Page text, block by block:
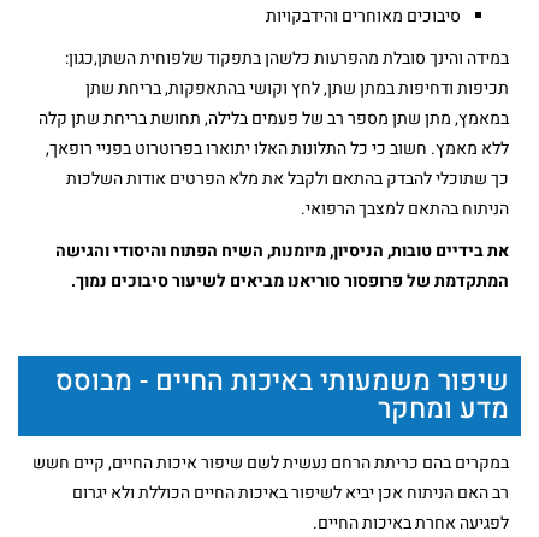
סיבוכים מאוחרים והידבקויות
במידה והינך סובלת מהפרעות כלשהן בתפקוד שלפוחית השתן,כגון:
תכיפות ודחיפות במתן שתן, לחץ וקושי בהתאפקות, בריחת שתן
במאמץ, מתן שתן מספר רב של פעמים בלילה, תחושת בריחת שתן קלה
ללא מאמץ. חשוב כי כל התלונות האלו יתוארו בפרוטרוט בפניי רופאך,
כך שתוכלי להבדק בהתאם ולקבל את מלא הפרטים אודות השלכות
הניתוח בהתאם למצבך הרפואי.
את בידיים טובות, הניסיון, מיומנות, השיח הפתוח והיסודי והגישה
המתקדמת של פרופסור סוריאנו מביאים לשיעור סיבוכים נמוך.
שיפור משמעותי באיכות החיים - מבוסס
מדע ומחקר
במקרים בהם כריתת הרחם נעשית לשם שיפור איכות החיים, קיים חשש
רב האם הניתוח אכן יביא לשיפור באיכות החיים הכוללת ולא יגרום
לפגיעה אחרת באיכות החיים.